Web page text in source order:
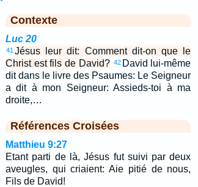
Contexte
Luc 20
41 Jésus leur dit: Comment dit-on que le
Christ est fils de David? 42 David lui-même
dit dans le livre des Psaumes: Le Seigneur
a dit à mon Seigneur: Assieds-toi à ma
droite,…
Références Croisées
Matthieu 9:27
Etant parti de là, Jésus fut suivi par deux
aveugles, qui criaient: Aie pitié de nous,
Fils de David!